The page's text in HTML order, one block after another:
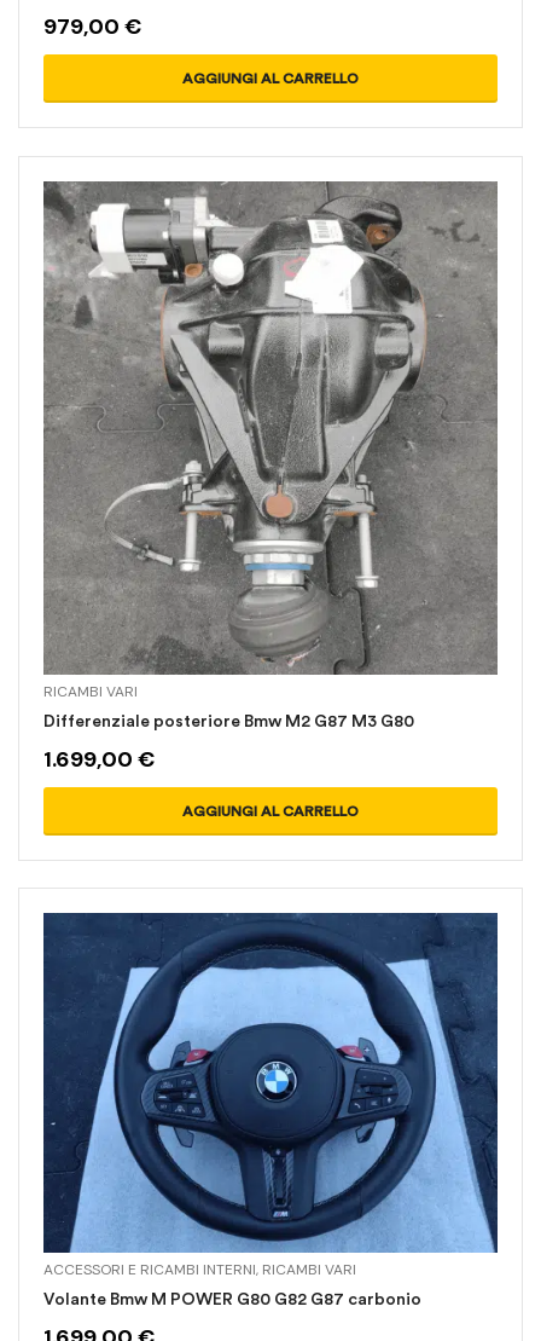
979,00 €
AGGIUNGI AL CARRELLO
RICAMBI VARI
Differenziale posteriore Bmw M2 G87 M3 G80
1.699,00 €
AGGIUNGI AL CARRELLO
ACCESSORI E RICAMBI INTERNI, RICAMBI VARI
Volante Bmw M POWER G80 G82 G87 carbonio